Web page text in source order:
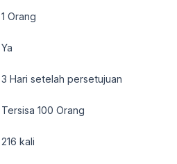
1 Orang
Ya
3 Hari setelah persetujuan
Tersisa 100 Orang
216 kali